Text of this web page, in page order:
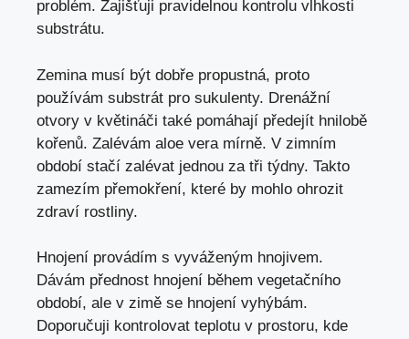
problém. Zajišťuji pravidelnou kontrolu vlhkosti
substrátu.
Zemina musí být dobře propustná, proto
používám substrát pro sukulenty. Drenážní
otvory v květináči také pomáhají předejít hnilobě
kořenů. Zalévám aloe vera mírně. V zimním
období stačí zalévat jednou za tři týdny. Takto
zamezím přemokření, které by mohlo ohrozit
zdraví rostliny.
Hnojení provádím s vyváženým hnojivem.
Dávám přednost hnojení během vegetačního
období, ale v zimě se hnojení vyhýbám.
Doporučuji kontrolovat teplotu v prostoru, kde